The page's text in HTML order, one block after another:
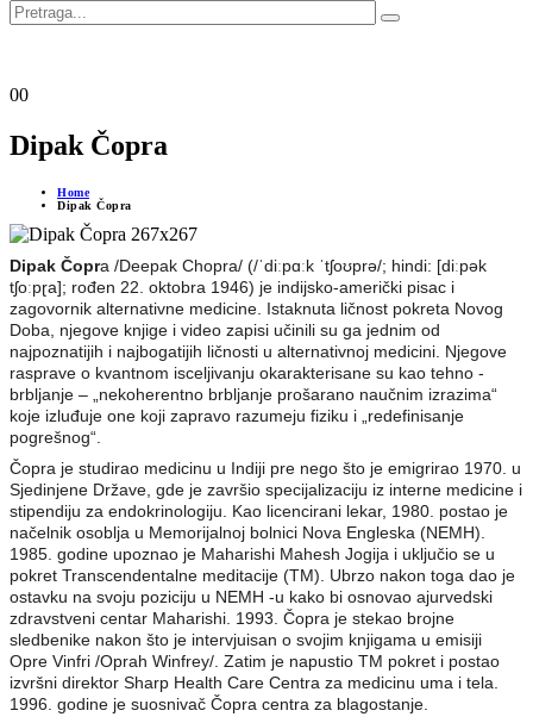
00
Dipak Čopra
Home
Dipak Čopra
Dipak Čopra /Deepak Chopra/ (/ˈdiːpɑːk ˈtʃoʊprə/; hindi: [diːpək
tʃoːpɽa]; rođen 22. oktobra 1946) je indijsko-američki pisac i
zagovornik alternativne medicine. Istaknuta ličnost pokreta Novog
Doba, njegove knjige i video zapisi učinili su ga jednim od
najpoznatijih i najbogatijih ličnosti u alternativnoj medicini. Njegove
rasprave o kvantnom isceljivanju okarakterisane su kao tehno -
brbljanje – „nekoherentno brbljanje prošarano naučnim izrazima“
koje izluđuje one koji zapravo razumeju fiziku i „redefinisanje
pogrešnog“.
Čopra je studirao medicinu u Indiji pre nego što je emigrirao 1970. u
Sjedinjene Države, gde je završio specijalizaciju iz interne medicine i
stipendiju za endokrinologiju. Kao licencirani lekar, 1980. postao je
načelnik osoblja u Memorijalnoj bolnici Nova Engleska (NEMH).
1985. godine upoznao je Maharishi Mahesh Jogija i uključio se u
pokret Transcendentalne meditacije (TM). Ubrzo nakon toga dao je
ostavku na svoju poziciju u NEMH -u kako bi osnovao ajurvedski
zdravstveni centar Maharishi. 1993. Čopra je stekao brojne
sledbenike nakon što je intervjuisan o svojim knjigama u emisiji
Opre Vinfri /Oprah Winfrey/. Zatim je napustio TM pokret i postao
izvršni direktor Sharp Health Care Centra za medicinu uma i tela.
1996. godine je suosnivač Čopra centra za blagostanje.